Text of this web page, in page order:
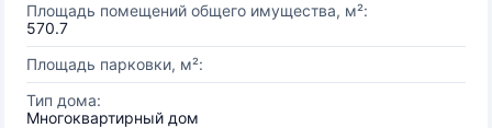
Площадь помещений общего имущества, м²:
570.7
Площадь парковки, м²:
Тип дома:
Многоквартирный дом